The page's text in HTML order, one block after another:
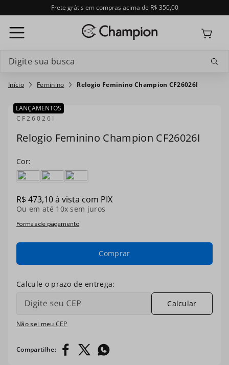
Frete grátis em compras acima de R$ 350,00
Feminino Relogio Feminino Champion CF26026I
LANÇAMENTOS
CF26026I
Relogio Feminino Champion CF26026I
R$473,10à vista com PIX
Ou em até 10x sem juros
Formas de pagamento
Comprar
Não sei meu CEP
Calcular
Termos mais buscados
1º relogio feminino
º troca-pulseira
relogio smartwatch
º
º relogio prata dourado
kit troca-pulseira